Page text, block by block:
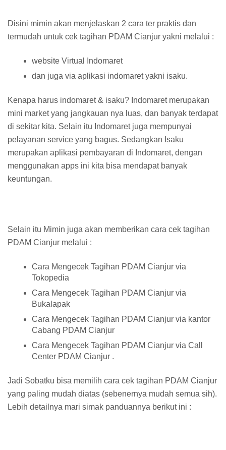
Disini mimin akan menjelaskan 2 cara ter praktis dan
termudah untuk cek tagihan PDAM Cianjur yakni melalui :
website Virtual Indomaret
dan juga via aplikasi indomaret yakni isaku.
Kenapa harus indomaret & isaku? Indomaret merupakan
mini market yang jangkauan nya luas, dan banyak terdapat
di sekitar kita. Selain itu Indomaret juga mempunyai
pelayanan service yang bagus. Sedangkan Isaku
merupakan aplikasi pembayaran di Indomaret, dengan
menggunakan apps ini kita bisa mendapat banyak
keuntungan.
Selain itu Mimin juga akan memberikan cara cek tagihan
PDAM Cianjur melalui :
Cara Mengecek Tagihan PDAM Cianjur via
Tokopedia
Cara Mengecek Tagihan PDAM Cianjur via
Bukalapak
Cara Mengecek Tagihan PDAM Cianjur via kantor
Cabang PDAM Cianjur
Cara Mengecek Tagihan PDAM Cianjur via Call
Center PDAM Cianjur .
Jadi Sobatku bisa memilih cara cek tagihan PDAM Cianjur
yang paling mudah diatas (sebenernya mudah semua sih).
Lebih detailnya mari simak panduannya berikut ini :